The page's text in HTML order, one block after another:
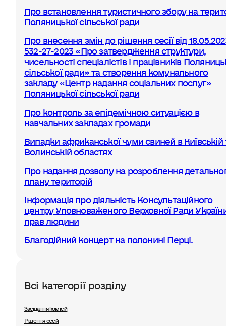
Про встановлення туристичного збору на
Поляницької сільської ради
Про внесення змін до рішення сесії від
532-27-2023 «Про затвердження структури,
чисельності спеціалістів і працівників
сільської ради» та створення комунального
закладу «Центр надання соціальних послуг»
Поляницької сільської ради
Про контроль за епідемічною ситуацією в
навчальних закладах громади
Випадки африканської чуми свиней в Київській
Волинській областях
Про надання дозволу на розроблення
плану територій
Інформація про діяльність Консультаційного
центру Уповноваженого Верховної Ради
прав людини
Благодійний концерт на полонині Перці.
Всі категорії розділу
Засідання комісій
Рішення сесій